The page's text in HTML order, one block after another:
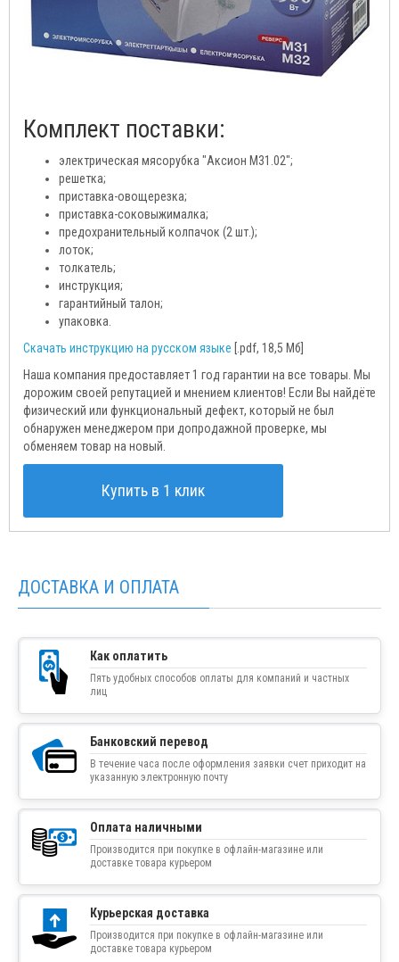
Комплект поставки:
электрическая мясорубка "Аксион М31.02";
решетка;
приставка-овощерезка;
приставка-соковыжималка;
предохранительный колпачок (2 шт.);
лоток;
толкатель;
инструкция;
гарантийный талон;
упаковка.
Скачать инструкцию на русском языке [.pdf, 18,5 Мб]
Наша компания предоставляет 1 год гарантии на все товары. Мы
дорожим своей репутацией и мнением клиентов! Если Вы найдёте
физический или функциональный дефект, который не был
обнаружен менеджером при допродажной проверке, мы
обменяем товар на новый.
Купить в 1 клик
ДОСТАВКА И ОПЛАТА
Как оплатить
Пять удобных способов оплаты для компаний и частных
лиц
Банковский перевод
В течение часа после оформления заявки счет приходит на
указанную электронную почту
Оплата наличными
Производится при покупке в офлайн-магазине или
доставке товара курьером
Курьерская доставка
Производится при покупке в офлайн-магазине или
доставке товара курьером